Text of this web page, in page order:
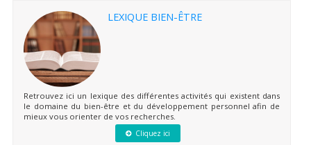
LEXIQUE BIEN-ÊTRE
Retrouvez ici un lexique des différentes activités qui existent dans
le domaine du bien-être et du développement personnel afin de
mieux vous orienter de vos recherches.
Cliquez ici